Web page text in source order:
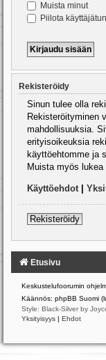
Muista minut
Piilota
Rekisteröidy
Sinun tulee olla
Rekisteröityminen
mahdollisuuksia.
erityisoikeuksia
käyttöehtomme ja
Muista myös lukea
Käyttöehdot
Rekisteröidy
Etusivu
Keskustelufoorumin
Käännös: phpBB Suomi
Style: Black-Silver by
Yksityisyys | Ehdot